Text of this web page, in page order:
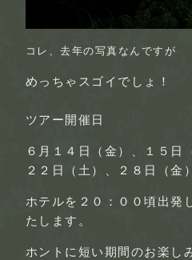
コレ、去年の写真なんですが
めっちゃスゴイでしょ！
ツアー開催日
６月１４日（金）、１５日
２２日（土）、２８日（金
ホテルを ２０：００頃出発
たします。
ホントに短い期間 のお楽し